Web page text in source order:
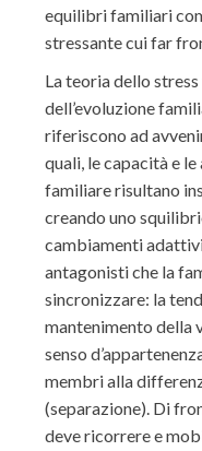
equilibri familiari
stressante cui far
La teoria dello
dell’evoluzione
riferiscono ad
quali, le capacità e
familiare risultano
creando uno
cambiamenti
antagonisti che la
sincronizzare: la
mantenimento della
senso
membri alla
(separazione). Di
deve ricorrere e